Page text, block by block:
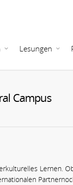
Lesungen
Campus
Lernen.